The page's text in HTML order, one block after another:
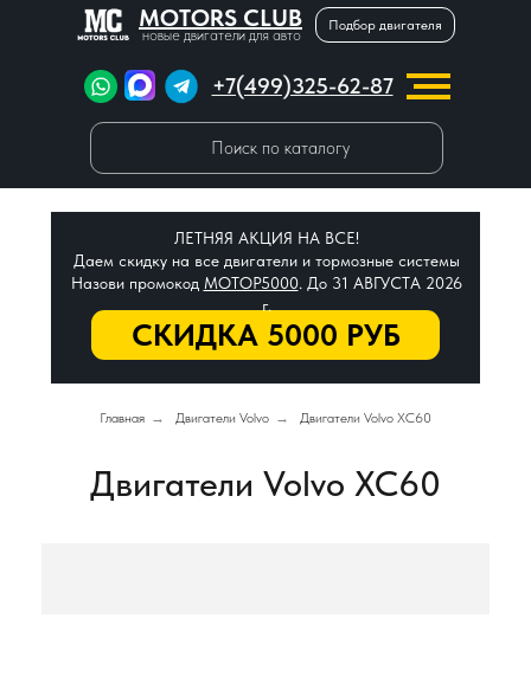
MOTORS CLUB
новые двигатели для авто
Подбор двигателя
+7(499)325-62-87
Поиск по каталогу
СКИДКА 5000 РУБ
ЛЕТНЯЯ АКЦИЯ НА ВСЕ!
Даем скидку на все двигатели и тормозные системы
Назови промокод МОТОР5000. До 31 АВГУСТА 2026
г.
Главная → Двигатели Volvo → Двигатели Volvo XC60
Двигатели Volvo XC60